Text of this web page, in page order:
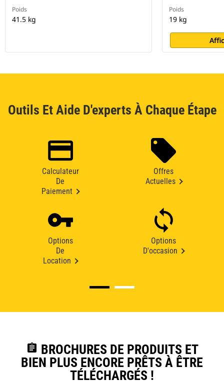
Poids
41.5 kg
Poids
19 kg
Outils Et Aide D'experts À Chaque Étape
Calculateur
De
Paiement
Offres
Actuelles
Options
De
Location
Options
D'occasion
assignment BROCHURES DE PRODUITS ET
BIEN PLUS ENCORE PRÊTS À ÊTRE
TÉLÉCHARGÉS !